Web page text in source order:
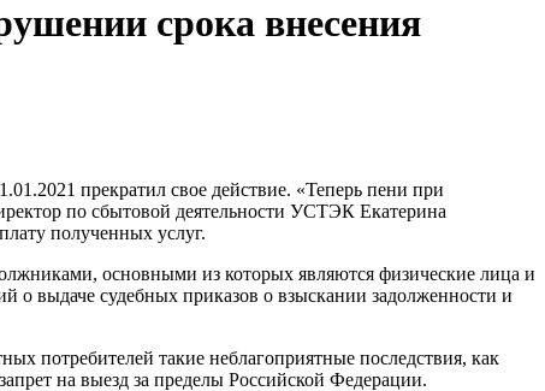
срока внесения
прекратил свое действие. «Теперь пени при
по сбытовой деятельности УСТЭК Екатерина
полученных услуг.
основными из которых являются физические лица и
о выдаче судебных приказов о взыскании задолженности и
потребителей такие неблагоприятные последствия, как
на выезд за пределы Российской Федерации.